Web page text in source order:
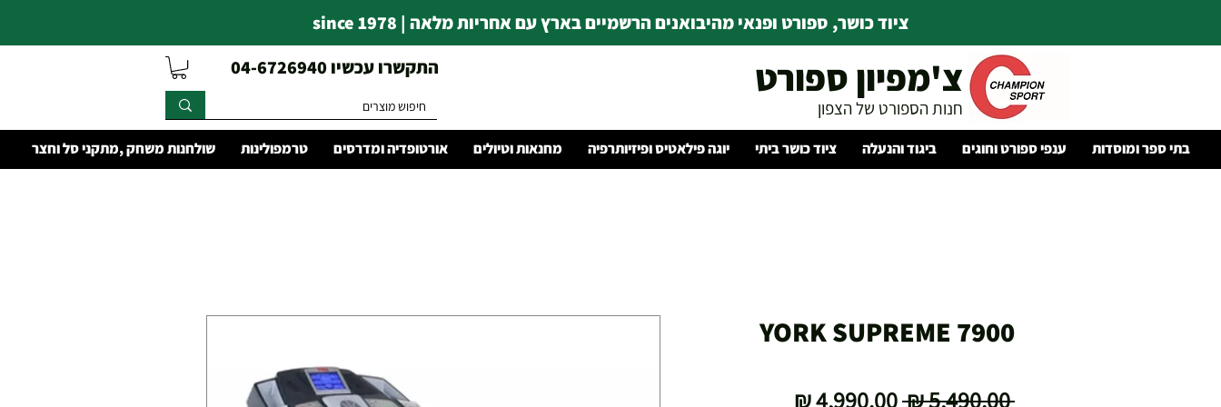
ציוד כושר, ספורט ופנאי מהיבואנים הרשמיים בארץ עם אחריות מלאה | since 1978
התקשרו עכשיו 04-6726940
צ'מפיון ספורט
חנות הספורט של הצפון
בתי ספר ומוסדות ענפי ספורט וחוגים ביגוד והנעלה ציוד כושר ביתי יוגה פילאטיס ופיזיותרפיה מחנאות וטיולים אורטופדיה ומדרסים טרמפולינות שולחנות משחק ,מתקני סל וחצר
YORK SUPREME 7900
‏5,490.00 ‏₪ מחיר